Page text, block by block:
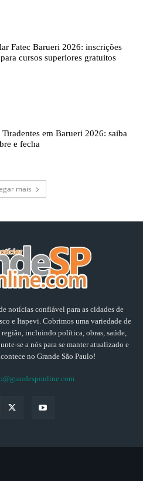
Fatec Barueri 2026: inscrições
cursos superiores gratuitos
Tiradentes em Barueri 2026: saiba
e fecha
mais
notícias confiável para as cidades de
e Itapevi. Cobrimos uma variedade de
incluindo política, obras, saúde,
se a nós para se manter atualizado e
no Grande São Paulo!